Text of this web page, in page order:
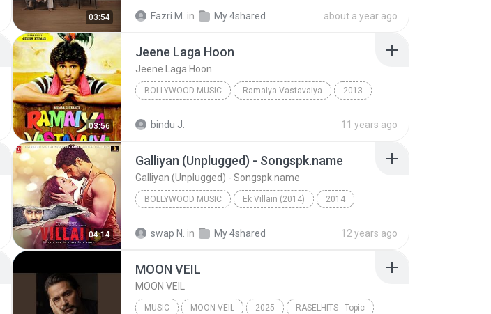
03:54 Fazri M. in My 4shared about a year ago
03:56
Jeene Laga Hoon
Jeene Laga Hoon
BOLLYWOOD MUSIC Ramaiya Vastavaiya 2013
bindu J. 11 years ago
04:14
Galliyan (Unplugged) - Songspk.name
Galliyan (Unplugged) - Songspk.name
BOLLYWOOD MUSIC Ek Villain (2014) 2014
swap N. in My 4shared 12 years ago
MOON VEIL
MOON VEIL
MUSIC MOON VEIL 2025 RASELHITS - Topic